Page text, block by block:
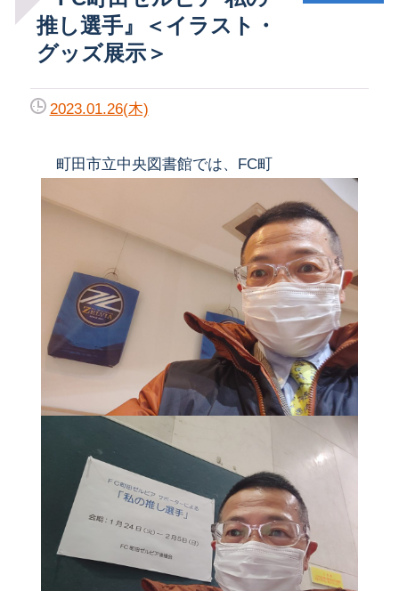
推し選手』＜イラスト・
グッズ展示＞
2023.01.26(木)
町田市立中央図書館では、FC町